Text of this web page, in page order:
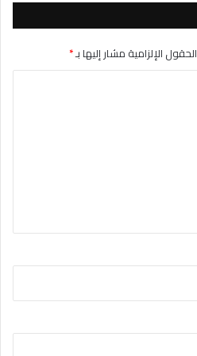
الحقول الإلزامية مشار إليها بـ*